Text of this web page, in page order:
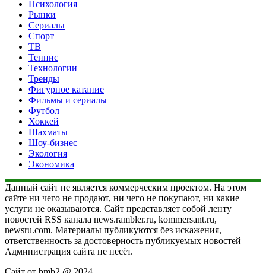
Психология
Рынки
Сериалы
Спорт
ТВ
Теннис
Технологии
Тренды
Фигурное катание
Фильмы и сериалы
Футбол
Хоккей
Шахматы
Шоу-бизнес
Экология
Экономика
Данный сайт не является коммерческим проектом. На этом
сайте ни чего не продают, ни чего не покупают, ни какие
услуги не оказываются. Сайт представляет собой ленту
новостей RSS канала news.rambler.ru, kommersant.ru,
newsru.com. Материалы публикуются без искажения,
ответственность за достоверность публикуемых новостей
Администрация сайта не несёт.